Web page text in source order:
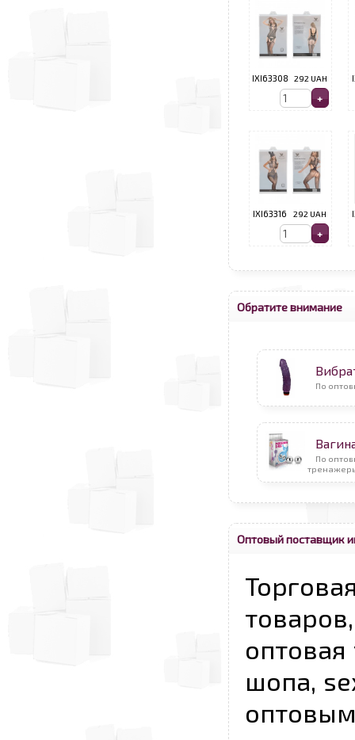
IXI63308 292 UAH
IXI63316 292 UAH
Обратите внимание
По
По
Оптовый поставщик
шопа,